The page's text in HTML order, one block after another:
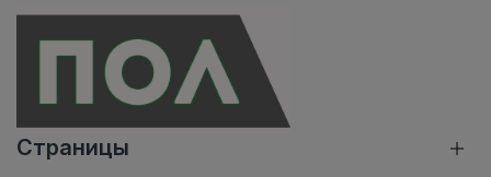
Страницы